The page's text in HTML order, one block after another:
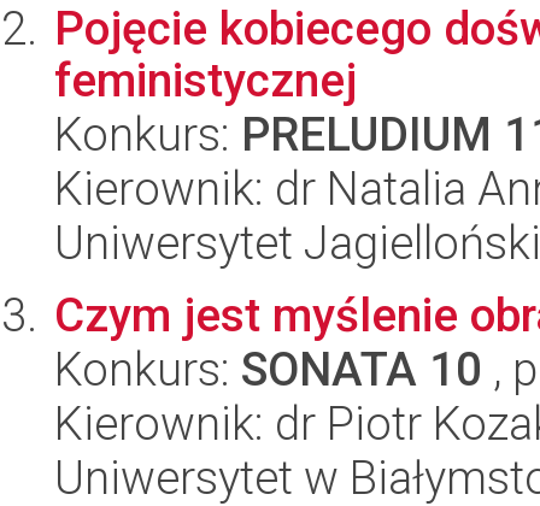
Pojęcie kobiecego
feministycznej
Konkurs: PRELUDIUM
Kierownik: dr Natalia
Uniwersytet
Czym jest myślenie
Konkurs: SONATA 10 ,
Kierownik: dr Piotr
Uniwersytet w